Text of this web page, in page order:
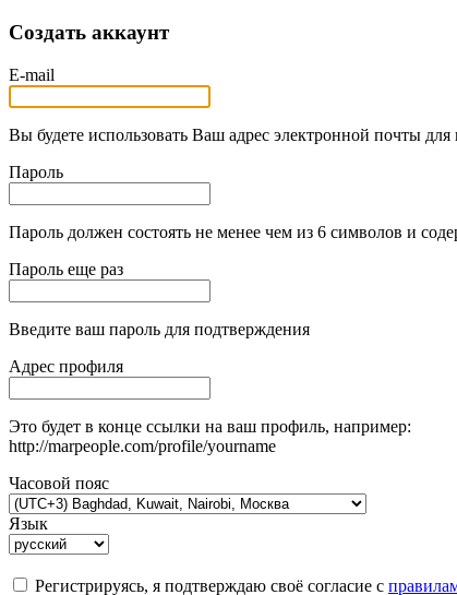
Создать аккаунт
E-mail
Вы будете использовать Ваш адрес электронной почты для
Пароль
Пароль должен состоять не менее чем из 6 символов и
Пароль еще раз
Введите ваш пароль для подтверждения
Адрес профиля
Это будет в конце ссылки на ваш профиль, например:
http://marpeople.com/profile/yourname
Часовой пояс
Язык
Регистрируясь, я подтверждаю своё согласие с